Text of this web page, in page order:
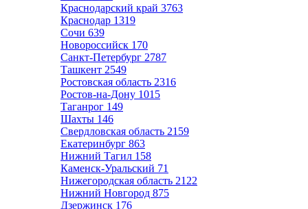
Краснодарский край 3763
Краснодар 1319
Сочи 639
Новороссийск 170
Санкт-Петербург 2787
Ташкент 2549
Ростовская область 2316
Ростов-на-Дону 1015
Таганрог 149
Шахты 146
Свердловская область 2159
Екатеринбург 863
Нижний Тагил 158
Каменск-Уральский 71
Нижегородская область 2122
Нижний Новгород 875
Дзержинск 176